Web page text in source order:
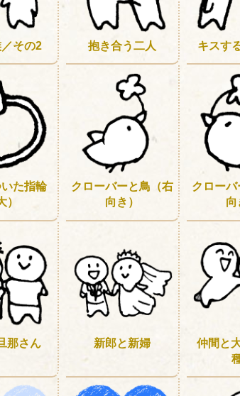
その2 抱き合う二人 キスす
た指輪
）
クローバーと鳥（右
向き）
クロー
向
那さん 新郎と新婦
仲間と